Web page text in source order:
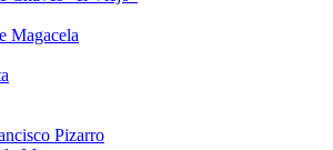
Magacela
Pizarro